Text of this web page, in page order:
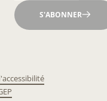
S'ABONNER